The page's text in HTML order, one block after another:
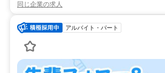
同じ企業の求人
アルバイト・パート